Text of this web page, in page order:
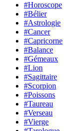
#Horoscope
#Bélier
#Astrologie
#Cancer
#Capricorne
#Balance
#Gémeaux
#Lion
#Sagittaire
#Scorpion
#Poissons
#Taureau
#Verseau
#Vierge